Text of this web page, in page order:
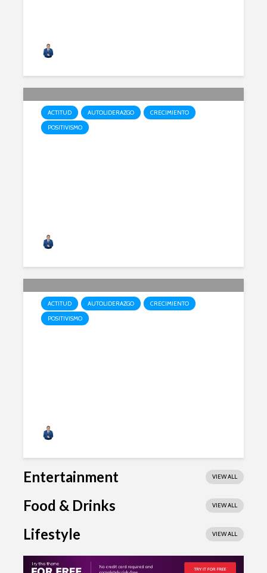
ACTITUD AUTOLIDERAZGO
CRECIMIENTO
POSITIVISMO
ACTITUD AUTOLIDERAZGO
CRECIMIENTO
POSITIVISMO
Entertainment VIEW ALL
Food & Drinks VIEW ALL
Lifestyle VIEW ALL